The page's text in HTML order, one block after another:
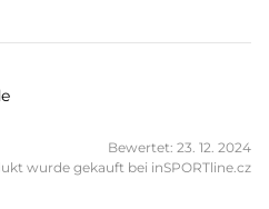
Bewertet: 23. 12. 2024
wurde gekauft bei inSPORTline.cz